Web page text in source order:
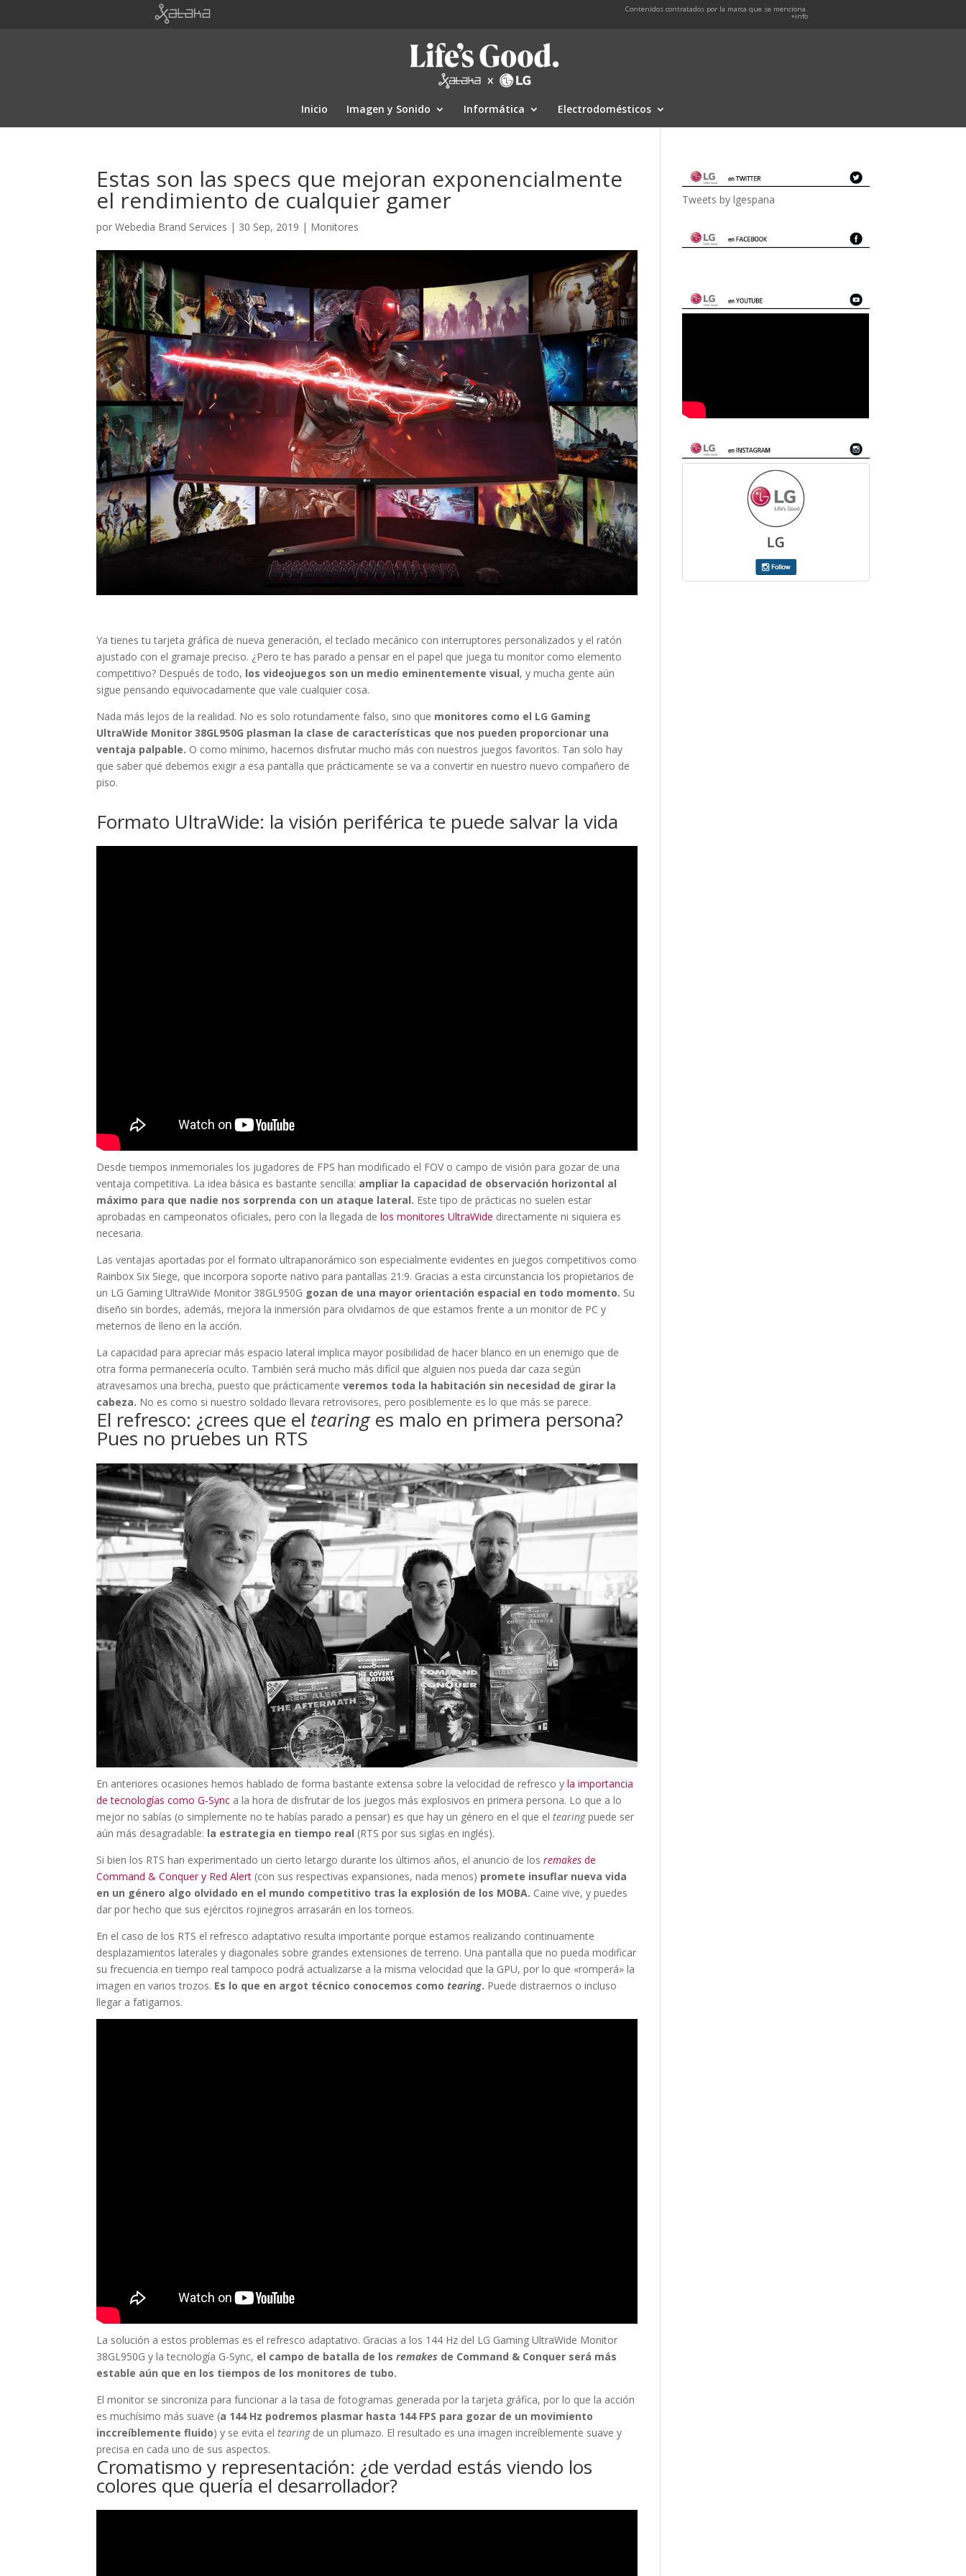
Contenidos contratados por la marca que se menciona.
+info
Inicio Imagen y Sonido Informática Electrodomésticos
Estas son las specs que mejoran exponencialmente
el rendimiento de cualquier gamer
porWebedia Brand Services | 30 Sep, 2019 | Monitores
Ya tienes tu tarjeta gráfica de nueva generación, el teclado mecánico con interruptores personalizados y el ratón
ajustado con el gramaje preciso. ¿Pero te has parado a pensar en el papel que juega tu monitor como elemento
competitivo? Después de todo, los videojuegos son un medio eminentemente visual, y mucha gente aún
sigue pensando equivocadamente que vale cualquier cosa.
Nada más lejos de la realidad. No es solo rotundamente falso, sino que monitores como el LG Gaming
UltraWide Monitor 38GL950G plasman la clase de características que nos pueden proporcionar una
ventaja palpable. O como mínimo, hacernos disfrutar mucho más con nuestros juegos favoritos. Tan solo hay
que saber qué debemos exigir a esa pantalla que prácticamente se va a convertir en nuestro nuevo compañero de
piso.
Formato UltraWide: la visión periférica te puede salvar la vida
Desde tiempos inmemoriales los jugadores de FPS han modificado el FOV o campo de visión para gozar de una
ventaja competitiva. La idea básica es bastante sencilla: ampliar la capacidad de observación horizontal al
máximo para que nadie nos sorprenda con un ataque lateral. Este tipo de prácticas no suelen estar
aprobadas en campeonatos oficiales, pero con la llegada delos monitores UltraWide directamente ni siquiera es
necesaria.
Las ventajas aportadas por el formato ultrapanorámico son especialmente evidentes en juegos competitivos como
Rainbox Six Siege, que incorpora soporte nativo para pantallas 21:9. Gracias a esta circunstancia los propietarios de
un LG Gaming UltraWide Monitor 38GL950G gozan de una mayor orientación espacial en todo momento. Su
diseño sin bordes, además, mejora la inmersión para olvidarnos de que estamos frente a un monitor de PC y
meternos de lleno en la acción.
La capacidad para apreciar más espacio lateral implica mayor posibilidad de hacer blanco en un enemigo que de
otra forma permanecería oculto. También será mucho más difícil que alguien nos pueda dar caza según
atravesamos una brecha, puesto que prácticamenteveremos toda la habitación sin necesidad de girar la
cabeza. No es como si nuestro soldado llevara retrovisores, pero posiblemente es lo que más se parece.
El refresco: ¿crees que el tearinges malo en primera persona?
Pues no pruebes un RTS
En anteriores ocasiones hemos hablado de forma bastante extensa sobre la velocidad de refresco yla importancia
de tecnologías como G-Sync a la hora de disfrutar de los juegos más explosivos en primera persona. Lo que a lo
mejor no sabías (o simplemente no te habías parado a pensar) es que hay un género en el que eltearingpuede ser
aún más desagradable: la estrategia en tiempo real (RTS por sus siglas en inglés).
Si bien los RTS han experimentado un cierto letargo durante los últimos años, el anuncio de losremakes de
Command & Conquer y Red Alert (con sus respectivas expansiones, nada menos) promete insuflar nueva vida
en un género algo olvidado en el mundo competitivo tras la explosión de los MOBA. Caine vive, y puedes
dar por hecho que sus ejércitos rojinegros arrasarán en los torneos.
En el caso de los RTS el refresco adaptativo resulta importante porque estamos realizando continuamente
desplazamientos laterales y diagonales sobre grandes extensiones de terreno. Una pantalla que no pueda modificar
su frecuencia en tiempo real tampoco podrá actualizarse a la misma velocidad que la GPU, por lo que «romperá» la
imagen en varios trozos. Es lo que en argot técnico conocemos comotearing. Puede distraernos o incluso
llegar a fatigarnos.
La solución a estos problemas es el refresco adaptativo. Gracias a los 144 Hz del LG Gaming UltraWide Monitor
38GL950G y la tecnología G-Sync, el campo de batalla de losremakes de Command & Conquer será más
estable aún que en los tiempos de los monitores de tubo.
El monitor se sincroniza para funcionar a la tasa de fotogramas generada por la tarjeta gráfica, por lo que la acción
es muchísimo más suave (a 144 Hz podremos plasmar hasta 144 FPS para gozar de un movimiento
inccreíblemente fluido) y se evita eltearingde un plumazo. El resultado es una imagen increíblemente suave y
precisa en cada uno de sus aspectos.
Cromatismo y representación: ¿de verdad estás viendo los
colores que quería el desarrollador?
Tweets by lgespana